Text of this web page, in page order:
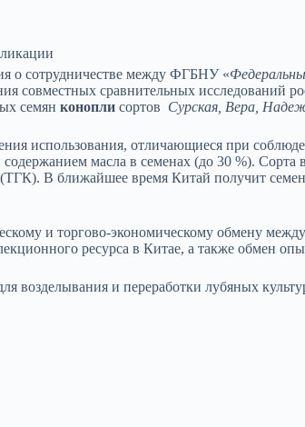
о сотрудничестве между ФГБНУ «
совместных сравнительных исследований
семян конопли сортов Сурская, Вера,
использования, отличающиеся при
масла в семенах (до 30 %).
В ближайшее время Китай получит
и торгово-экономическому обмену
ресурса в Китае, а также обмен
возделывания и переработки лубяных